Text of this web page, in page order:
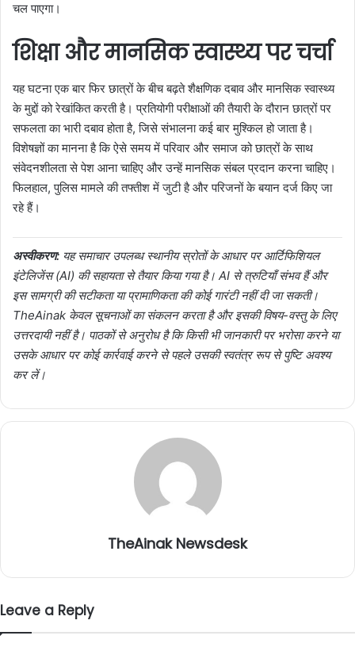
चल पाएगा।
शिक्षा और मानसिक स्वास्थ्य पर चर्चा
यह घटना एक बार फिर छात्रों के बीच बढ़ते शैक्षणिक दबाव और मानसिक स्वास्थ्य
के मुद्दों को रेखांकित करती है। प्रतियोगी परीक्षाओं की तैयारी के दौरान छात्रों पर
सफलता का भारी दबाव होता है, जिसे संभालना कई बार मुश्किल हो जाता है।
विशेषज्ञों का मानना है कि ऐसे समय में परिवार और समाज को छात्रों के साथ
संवेदनशीलता से पेश आना चाहिए और उन्हें मानसिक संबल प्रदान करना चाहिए।
फिलहाल, पुलिस मामले की तफ्तीश में जुटी है और परिजनों के बयान दर्ज किए जा
रहे हैं।
अस्वीकरण: यह समाचार उपलब्ध स्थानीय स्रोतों के आधार पर आर्टिफिशियल
इंटेलिजेंस (AI) की सहायता से तैयार किया गया है। AI से त्रुटियाँ संभव हैं और
इस सामग्री की सटीकता या प्रामाणिकता की कोई गारंटी नहीं दी जा सकती।
TheAinak केवल सूचनाओं का संकलन करता है और इसकी विषय-वस्तु के लिए
उत्तरदायी नहीं है। पाठकों से अनुरोध है कि किसी भी जानकारी पर भरोसा करने या
उसके आधार पर कोई कार्रवाई करने से पहले उसकी स्वतंत्र रूप से पुष्टि अवश्य
कर लें।
TheAinak Newsdesk
Leave a Reply